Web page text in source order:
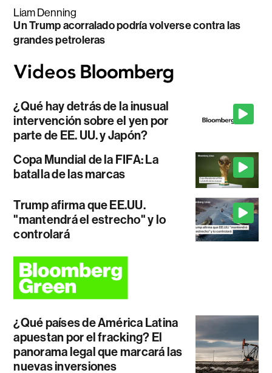
Liam Denning
Un Trump acorralado podría volverse contra las
grandes petroleras
¿Qué hay detrás de la inusual
intervención sobre el yen por
parte de EE. UU. y Japón?
Copa Mundial de la FIFA: La
batalla de las marcas
Trump afirma que EE.UU.
"mantendrá el estrecho" y lo
controlará
¿Qué países de América Latina
apuestan por el fracking? El
panorama legal que marcará las
nuevas inversiones